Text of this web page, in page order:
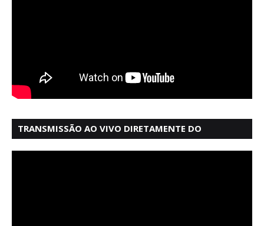
TRANSMISSÃO AO VIVO DIRETAMENTE DO